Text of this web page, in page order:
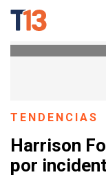
TENDENCIAS
Harrison
por